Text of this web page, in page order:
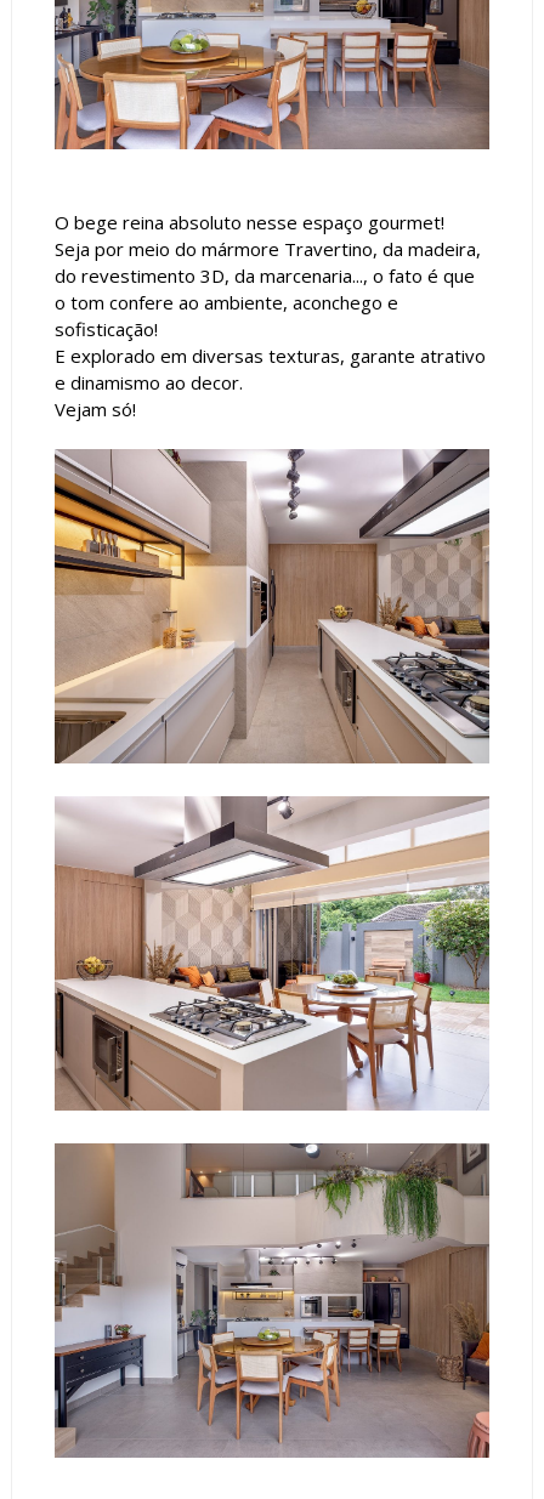
O bege reina absoluto nesse espaço gourmet!
Seja por meio do mármore Travertino, da madeira,
do revestimento 3D, da marcenaria..., o fato é que
o tom confere ao ambiente, aconchego e
sofisticação!
E explorado em diversas texturas, garante atrativo
e dinamismo ao decor.
Vejam só!